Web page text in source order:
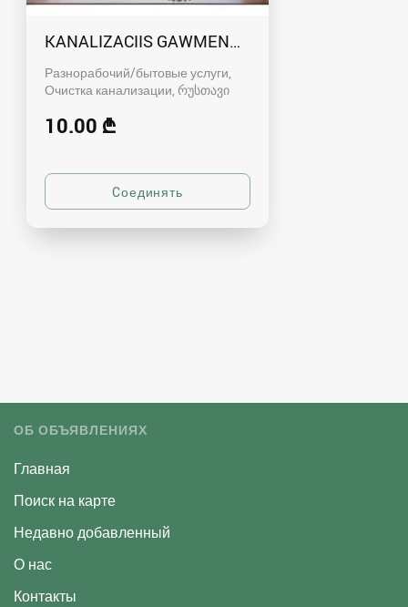
KANALIZACIIS GAWMENDA RUSTAVSHI -
Разнорабочий/бытовые услуги,
Очистка канализации რუსთავი
10.00 ₾
ОБ ОБЪЯВЛЕНИЯХ
Главная
Поиск на карте
Недавно добавленный
О нас
Контакты